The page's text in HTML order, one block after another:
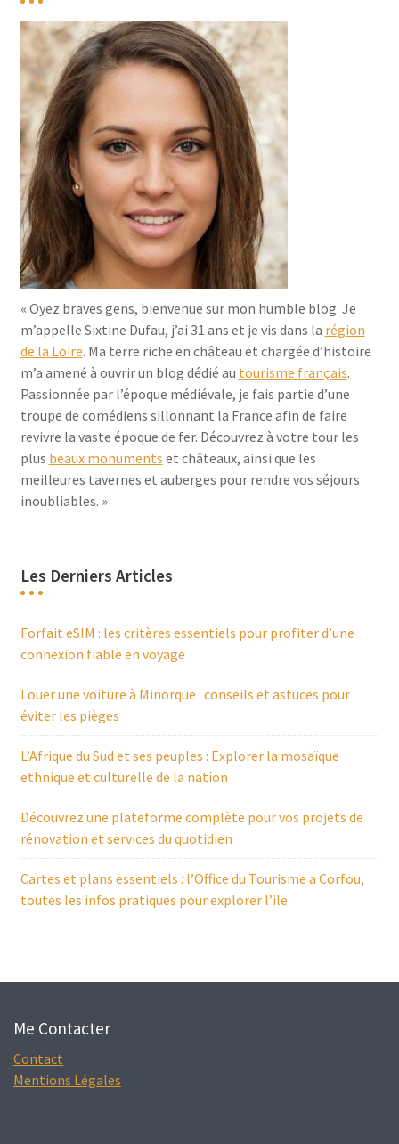
« Oyez braves gens, bienvenue sur mon humble blog. Je
m’appelle Sixtine Dufau, j’ai 31 ans et je vis dans la région
de la Loire. Ma terre riche en château et chargée d’histoire
m’a amené à ouvrir un blog dédié au tourisme français.
Passionnée par l’époque médiévale, je fais partie d’une
troupe de comédiens sillonnant la France afin de faire
revivre la vaste époque de fer. Découvrez à votre tour les
plus beaux monuments et châteaux, ainsi que les
meilleures tavernes et auberges pour rendre vos séjours
inoubliables. »
Les Derniers Articles
Forfait eSIM : les critères essentiels pour profiter d’une
connexion fiable en voyage
Louer une voiture à Minorque : conseils et astuces pour
éviter les pièges
L’Afrique du Sud et ses peuples : Explorer la mosaïque
ethnique et culturelle de la nation
Découvrez une plateforme complète pour vos projets de
rénovation et services du quotidien
Cartes et plans essentiels : l’Office du Tourisme a Corfou,
toutes les infos pratiques pour explorer l’ile
Me Contacter
Contact
Mentions Légales